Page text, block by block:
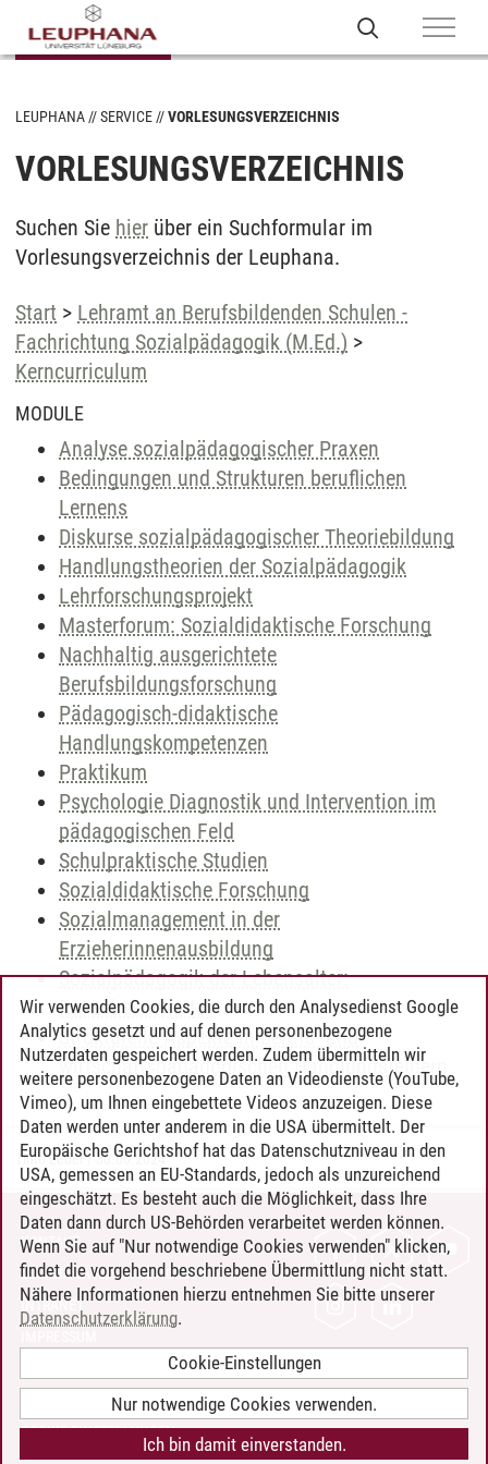
LEUPHANA SERVICE VORLESUNGSVERZEICHNIS
VORLESUNGSVERZEICHNIS
Suchen Sie hier über ein Suchformular im
Vorlesungsverzeichnis der Leuphana.
Start > Lehramt an Berufsbildenden Schulen -
Fachrichtung Sozialpädagogik (M.Ed.) >
Kerncurriculum
MODULE
Analyse sozialpädagogischer Praxen
Bedingungen und Strukturen beruflichen
Lernens
Diskurse sozialpädagogischer Theoriebildung
Handlungstheorien der Sozialpädagogik
Lehrforschungsprojekt
Masterforum: Sozialdidaktische Forschung
Nachhaltig ausgerichtete
Berufsbildungsforschung
Pädagogisch-didaktische
Handlungskompetenzen
Praktikum
Psychologie Diagnostik und Intervention im
pädagogischen Feld
Schulpraktische Studien
Sozialdidaktische Forschung
Sozialmanagement in der
Erzieherinnenausbildung
Sozialpädagogik der Lebensalter:
Erwachsenenalter
Strukturelle Aspekte in berufs- und
wirtschaftspädagogischen Handlungsfeldern
Timo Leder/30.06.2024
KONTAKT
LEUPHANA ALS ARBEITGEBER
INTRANET
BARRIEREFREIHEIT
COOKIE-EINSTELLUNGEN
Wir verwenden Cookies, die durch den Analysedienst Google
Analytics gesetzt und auf denen personenbezogene
Nutzerdaten gespeichert werden. Zudem übermitteln wir
weitere personenbezogene Daten an Videodienste (YouTube,
Vimeo), um Ihnen eingebettete Videos anzuzeigen. Diese
Daten werden unter anderem in die USA übermittelt. Der
Europäische Gerichtshof hat das Datenschutzniveau in den
USA, gemessen an EU-Standards, jedoch als unzureichend
eingeschätzt. Es besteht auch die Möglichkeit, dass Ihre
Daten dann durch US-Behörden verarbeitet werden können.
Wenn Sie auf "Nur notwendige Cookies verwenden" klicken,
findet die vorgehend beschriebene Übermittlung nicht statt.
Nähere Informationen hierzu entnehmen Sie bitte unserer
Datenschutzerklärung.
Cookie-Einstellungen
Nur notwendige Cookies verwenden.
Ich bin damit einverstanden.